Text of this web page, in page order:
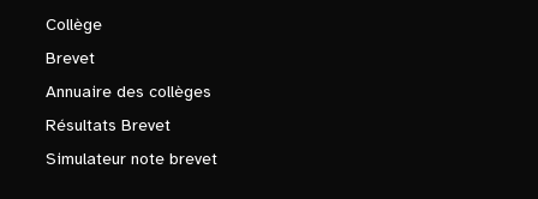
Collège
Brevet
Annuaire des collèges
Résultats Brevet
Simulateur note brevet